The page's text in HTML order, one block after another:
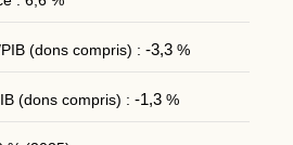
(dons compris) : -3,3%
(dons compris) : -1,3%